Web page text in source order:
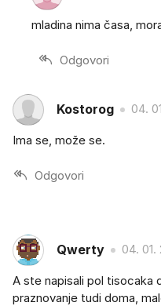
mladina nima časa,
Odgovori
Kostorog 04.
Ima se, može se.
Odgovori
Qwerty 04. 01.
A ste napisali pol tisocaka
praznovanje tudi doma,